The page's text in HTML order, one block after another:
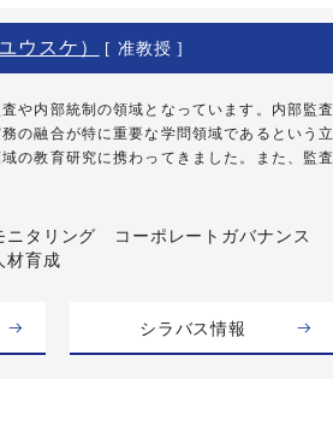
スケ） [ 准教授 ]
や内部統制の領域となっています。内部監査
の融合が特に重要な学問領域であるという立
の教育研究に携わってきました。また、監査
ニタリング コーポレートガバナンス
材育成
シラバス情報